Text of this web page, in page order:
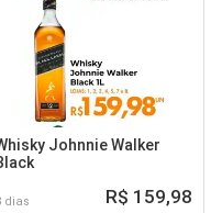
Johnnie Walker
dias R$ 159,98